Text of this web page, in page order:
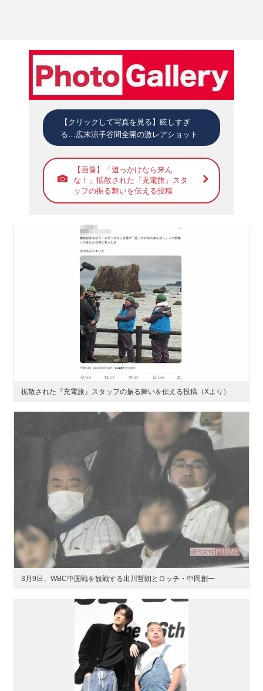
【クリックして写真を見る】眩しすぎ
る…広末涼子谷間全開の激レアショット
【画像】「追っかけなら来ん
な！」拡散された『充電旅』スタ
ッフの振る舞いを伝える投稿
拡散された『充電旅』スタッフの振る舞いを伝える投稿（Xより）
3月9日、WBC中国戦を観戦する出川哲朗とロッチ・中岡創一